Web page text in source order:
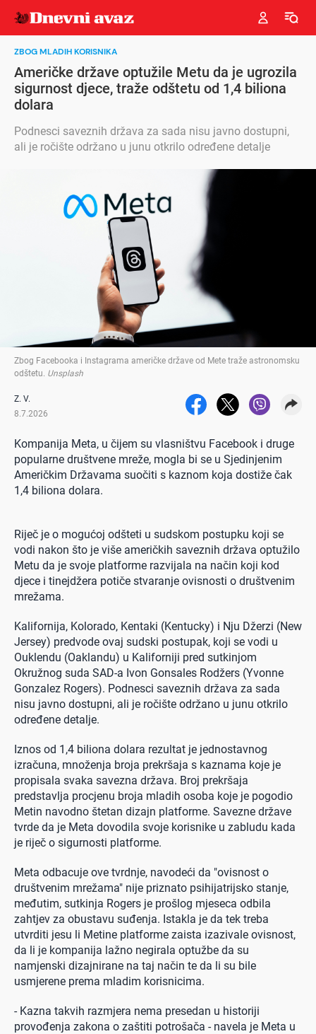
ZBOG MLADIH KORISNIKA
Američke države optužile Metu da je ugrozila
sigurnost djece, traže odštetu od 1,4 biliona
dolara
Podnesci saveznih država za sada nisu javno dostupni,
ali je ročište održano u junu otkrilo određene detalje
Zbog Facebooka i Instagrama američke države od Mete traže astronomsku
odštetu. Unsplash
Z. V.
8.7.2026
Kompanija Meta, u čijem su vlasništvu Facebook i druge
popularne društvene mreže, mogla bi se u Sjedinjenim
Američkim Državama suočiti s kaznom koja dostiže čak
1,4 biliona dolara.
Riječ je o mogućoj odšteti u sudskom postupku koji se
vodi nakon što je više američkih saveznih država optužilo
Metu da je svoje platforme razvijala na način koji kod
djece i tinejdžera potiče stvaranje ovisnosti o društvenim
mrežama.
Kalifornija, Kolorado, Kentaki (Kentucky) i Nju Džerzi (New
Jersey) predvode ovaj sudski postupak, koji se vodi u
Ouklendu (Oaklandu) u Kaliforniji pred sutkinjom
Okružnog suda SAD-a Ivon Gonsales Rodžers (Yvonne
Gonzalez Rogers). Podnesci saveznih država za sada
nisu javno dostupni, ali je ročište održano u junu otkrilo
određene detalje.
Iznos od 1,4 biliona dolara rezultat je jednostavnog
izračuna, množenja broja prekršaja s kaznama koje je
propisala svaka savezna država. Broj prekršaja
predstavlja procjenu broja mladih osoba koje je pogodio
Metin navodno štetan dizajn platforme. Savezne države
tvrde da je Meta dovodila svoje korisnike u zabludu kada
je riječ o sigurnosti platforme.
Meta odbacuje ove tvrdnje, navodeći da "ovisnost o
društvenim mrežama" nije priznato psihijatrijsko stanje,
međutim, sutkinja Rogers je prošlog mjeseca odbila
zahtjev za obustavu suđenja. Istakla je da tek treba
utvrditi jesu li Metine platforme zaista izazivale ovisnost,
da li je kompanija lažno negirala optužbe da su
namjenski dizajnirane na taj način te da li su bile
usmjerene prema mladim korisnicima.
- Kazna takvih razmjera nema presedan u historiji
provođenja zakona o zaštiti potrošača - navela je Meta u